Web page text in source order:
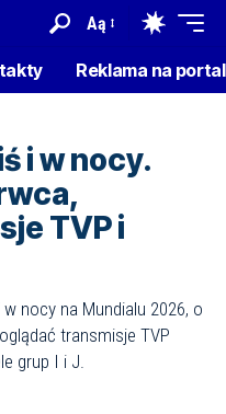
Aą
Reklama na
i w nocy.
TVP i
nocy na Mundialu 2026, o
transmisje TVP
grup I i J.